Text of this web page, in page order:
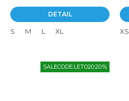
DETAIL
S M L XL XS
SALECODE:LETO20:20:%